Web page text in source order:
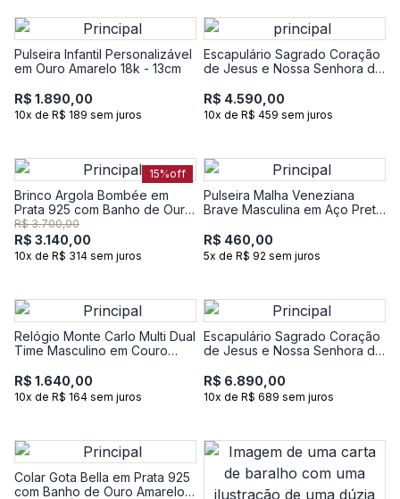
Pulseira Infantil Personalizável
em Ouro Amarelo 18k - 13cm
R$ 1.890,00
10x de R$ 189 sem juros
Escapulário Sagrado Coração
de Jesus e Nossa Senhora do
R$ 4.590,00
10x de R$ 459 sem juros
15%off
Brinco Argola Bombée em
Prata 925 com Banho de Ouro
Amarelo 18k
R$ 3.700,00
R$ 3.140,00
10x de R$ 314 sem juros
Pulseira Malha Veneziana
Brave Masculina em Aço Preto
R$ 460,00
5x de R$ 92 sem juros
Relógio Monte Carlo Multi Dual
Time Masculino em Couro
R$ 1.640,00
10x de R$ 164 sem juros
Escapulário Sagrado Coração
de Jesus e Nossa Senhora do
R$ 6.890,00
10x de R$ 689 sem juros
Colar Gota Bella em Prata 925
com Banho de Ouro Amarelo